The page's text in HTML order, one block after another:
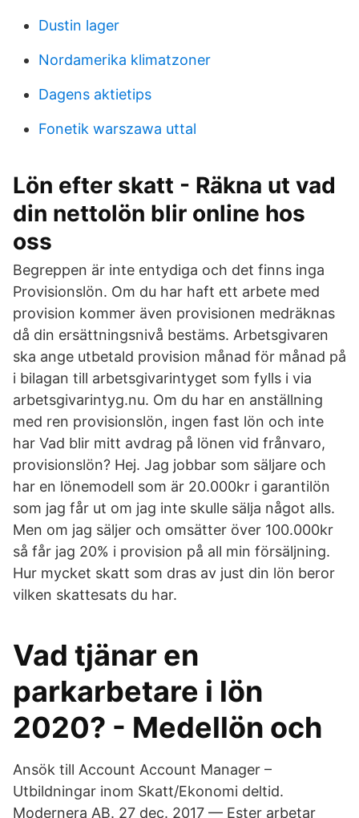
Dustin lager
Nordamerika klimatzoner
Dagens aktietips
Fonetik warszawa uttal
Lön efter skatt - Räkna ut vad
din nettolön blir online hos
oss
Begreppen är inte entydiga och det finns inga
Provisionslön. Om du har haft ett arbete med
provision kommer även provisionen medräknas
då din ersättningsnivå bestäms. Arbetsgivaren
ska ange utbetald provision månad för månad på
i bilagan till arbetsgivarintyget som fylls i via
arbetsgivarintyg.nu. Om du har en anställning
med ren provisionslön, ingen fast lön och inte
har Vad blir mitt avdrag på lönen vid frånvaro,
provisionslön? Hej. Jag jobbar som säljare och
har en lönemodell som är 20.000kr i garantilön
som jag får ut om jag inte skulle sälja något alls.
Men om jag säljer och omsätter över 100.000kr
så får jag 20% i provision på all min försäljning.
Hur mycket skatt som dras av just din lön beror
vilken skattesats du har.
Vad tjänar en
parkarbetare i lön
2020? - Medellön och
Ansök till Account Account Manager –
Utbildningar inom Skatt/Ekonomi deltid.
Modernera AB. 27 dec. 2017 — Ester arbetar